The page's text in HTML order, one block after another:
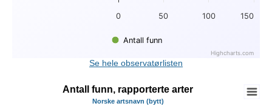
Antall funn
0 50 100 150
Highcharts.com
End of interactive chart.Se hele observatørlisten
Antall funn, rapporterte arter
Norske artsnavn (bytt)